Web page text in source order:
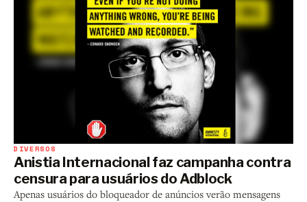
DIVERSOS
Anistia Internacional faz campanha contra
censura para usuários do Adblock
Apenas usuários do bloqueador de anúncios verão mensagens